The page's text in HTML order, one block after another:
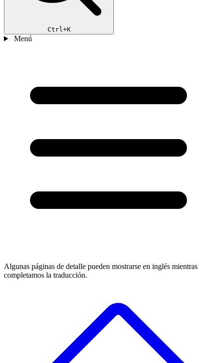
Ctrl+K
Menú
Algunas páginas de detalle pueden mostrarse en inglés mientras
completamos la traducción.